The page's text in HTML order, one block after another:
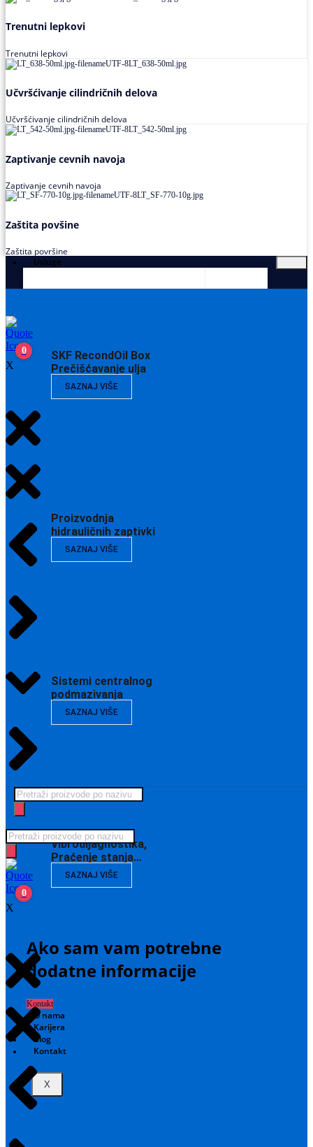
Trenutni lepkovi
Trenutni lepkovi
Učvršćivanje cilindričnih delova
Učvršćivanje cilindričnih delova
Zaptivanje cevnih navoja
Zaptivanje cevnih navoja
Zaštita povšine
Zaštita površine
Usluge
SKF RecondOil Box
Prečišćavanje ulja
SAZNAJ VIŠE
Proizvodnja
hidrauličnih zaptivki
SAZNAJ VIŠE
Sistemi centralnog
podmazivanja
SAZNAJ VIŠE
Vibrodijagnostika,
Praćenje stanja…
SAZNAJ VIŠE
Ako sam vam potrebne
dodatne informacije
Kontakt
O nama
Karijera
Blog
Kontakt
X
0
X
Products
search
Products
search
0
X